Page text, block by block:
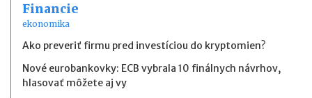
Financie
ekonomika
Ako preveriť firmu pred investíciou do kryptomien?
Nové eurobankovky: ECB vybrala 10 finálnych návrhov,
hlasovať môžete aj vy